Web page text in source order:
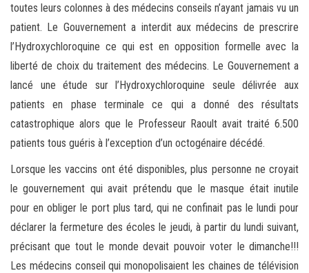
toutes leurs colonnes à des médecins conseils n’ayant jamais vu un
patient. Le Gouvernement a interdit aux médecins de prescrire
l’Hydroxychloroquine ce qui est en opposition formelle avec la
liberté de choix du traitement des médecins. Le Gouvernement a
lancé une étude sur l’Hydroxychloroquine seule délivrée aux
patients en phase terminale ce qui a donné des résultats
catastrophique alors que le Professeur Raoult avait traité 6.500
patients tous guéris à l’exception d’un octogénaire décédé.
Lorsque les vaccins ont été disponibles, plus personne ne croyait
le gouvernement qui avait prétendu que le masque était inutile
pour en obliger le port plus tard, qui ne confinait pas le lundi pour
déclarer la fermeture des écoles le jeudi, à partir du lundi suivant,
précisant que tout le monde devait pouvoir voter le dimanche!!!
Les médecins conseil qui monopolisaient les chaines de télévision